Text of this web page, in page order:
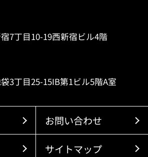
7丁目10-19西新宿ビル4階
3丁目25-15IB第1ビル5階A室
お問い合わせ
サイトマップ